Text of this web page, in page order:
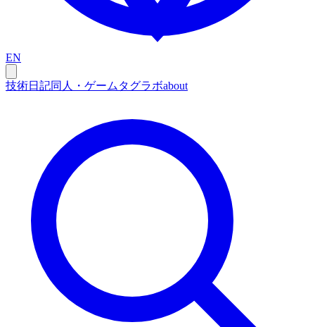
EN
技術日記同人・ゲーム タグラボabout